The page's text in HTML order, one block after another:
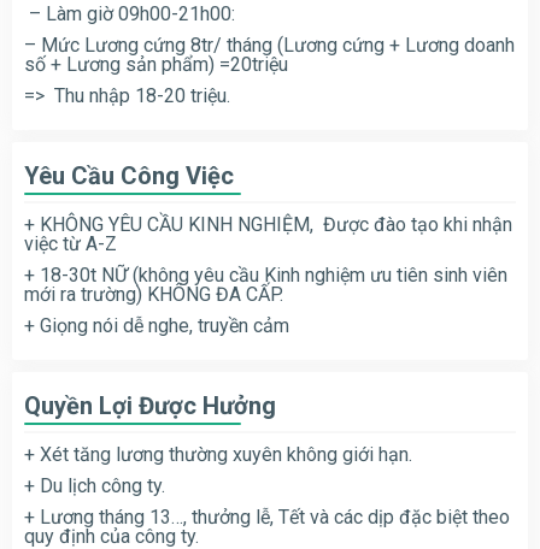
– Làm giờ 09h00-21h00:
– Mức Lương cứng 8tr/ tháng (Lương cứng + Lương doanh
số + Lương sản phẩm) =20triệu
=> Thu nhập 18-20 triệu.
Yêu Cầu Công Việc
+ KHÔNG YÊU CẦU KINH NGHIỆM, Được đào tạo khi nhận
việc từ A-Z
+ 18-30t NỮ (không yêu cầu Kinh nghiệm ưu tiên sinh viên
mới ra trường) KHÔNG ĐA CẤP.
+ Giọng nói dễ nghe, truyền cảm
Quyền Lợi Được Hưởng
+ Xét tăng lương thường xuyên không giới hạn.
+ Du lịch công ty.
+ Lương tháng 13…, thưởng lễ, Tết và các dịp đặc biệt theo
quy định của công ty.